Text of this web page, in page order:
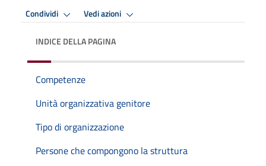
Condividi Vedi azioni
INDICE DELLA PAGINA
Competenze
Unità organizzativa genitore
Tipo di organizzazione
Persone che compongono la struttura